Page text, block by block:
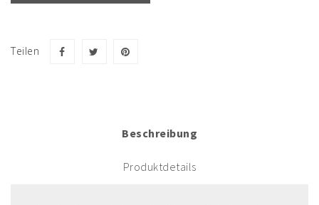
Teilen
Beschreibung
Produktdetails